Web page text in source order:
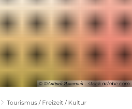
© ©Андрей Яланский - stock.adobe.com
Tourismus / Freizeit / Kultur